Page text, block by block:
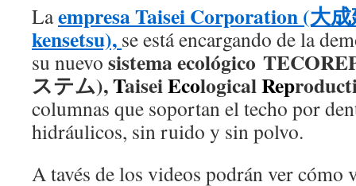
Laempresa Taisei Corporation (大
kensetsu), se está encargando de la
su nuevo sistema ecológico
ステム),TaiseiEcologicalRep
columnas que soportan el techo por
hidráulicos, sin ruido y sin polvo.
A tavés de los videos podrán ver cómo